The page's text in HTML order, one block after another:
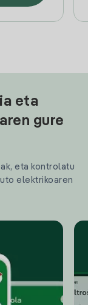
eta
gure
eta kontrolatu
elektrikoaren